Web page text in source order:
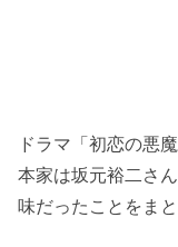
ドラマ「初恋の悪
本家は坂元裕二さ
味だったことをまと